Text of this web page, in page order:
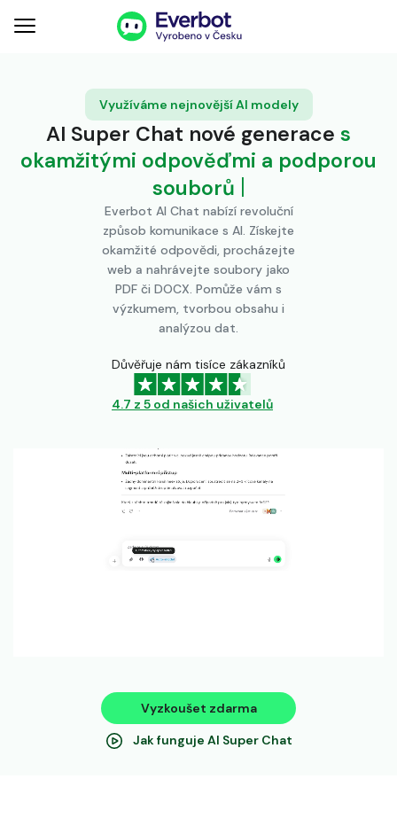
Využíváme nejnovější AI modely
AI Super Chat nové generace s
okamžitými odpověďmi a podporou
souborů |
Everbot AI Chat nabízí revoluční
způsob komunikace s AI. Získejte
okamžité odpovědi, procházejte
web a nahrávejte soubory jako
PDF či DOCX. Pomůže vám s
výzkumem, tvorbou obsahu i
analýzou dat.
Důvěřuje nám tisíce zákazníků
4.7 z 5 od našich uživatelů
Vyzkoušet zdarma
Jak funguje AI Super Chat